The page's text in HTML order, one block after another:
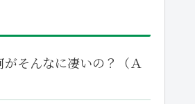
そんなに凄いの？（Ａ